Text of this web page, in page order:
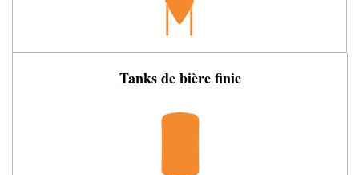
Tanks de bière finie